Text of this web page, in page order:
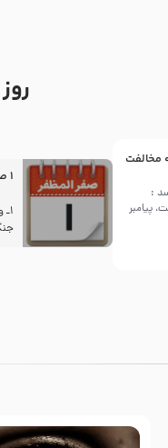
مخالفت
:
پیامبر
1 صفر المظفر